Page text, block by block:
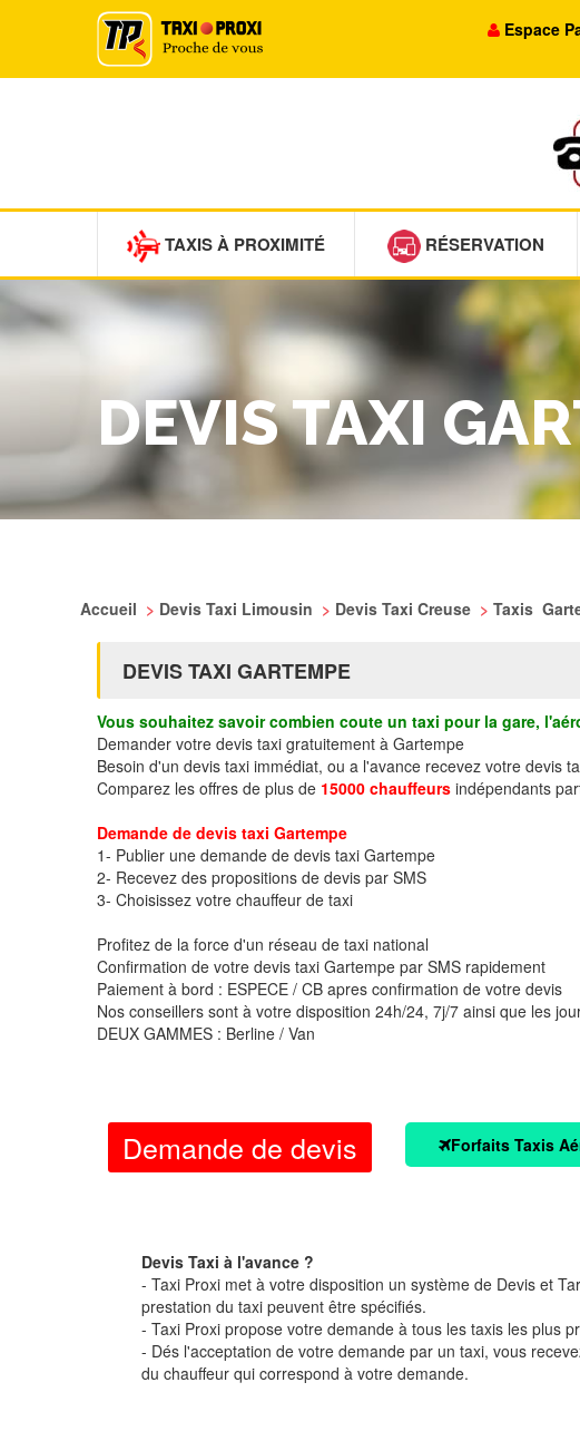
Espace
TAXIS À PROXIMITÉ RÉSERVATION
DEVIS TAXI
Accueil > Devis Taxi Limousin > Devis Taxi Creuse > Taxis
DEVIS TAXI GARTEMPE
Vous souhaitez savoir combien coute un taxi pour la gare,
Demander votre devis taxi gratuitement à Gartempe
Besoin d'un devis taxi immédiat, ou a l'avance recevez votre devis
Comparez les offres de plus de 15000 chauffeurs indépendants
Demande de devis taxi Gartempe
1- Publier une demande de devis taxi Gartempe
2- Recevez des propositions de devis par SMS
3- Choisissez votre chauffeur de taxi
Profitez de la force d'un réseau de taxi national
Confirmation de votre devis taxi Gartempe par SMS rapidement
Paiement à bord : ESPECE / CB apres confirmation de votre devis
Nos conseillers sont à votre disposition 24h/24, 7j/7 ainsi que les
DEUX GAMMES : Berline / Van
Demande de devis Forfaits Taxis
Devis Taxi à l'avance ?
- Taxi Proxi met à votre disposition un système de Devis et
prestation du taxi peuvent être spécifiés.
- Taxi Proxi propose votre demande à tous les taxis les plus
- Dés l'acceptation de votre demande par un taxi, vous
du chauffeur qui correspond à votre demande.